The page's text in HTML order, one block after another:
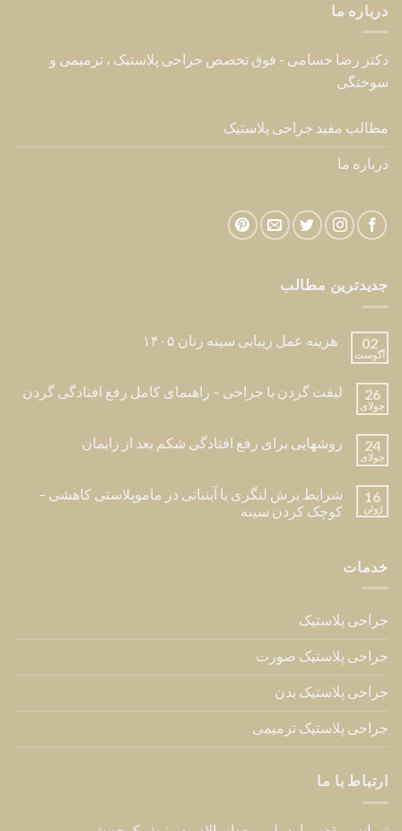
درباره ما
دکتر رضا حسامی - فوق تخصص جراحی پلاستیک ، ترمیمی و
سوختگی
مطالب مفید جراحی پلاستیک
درباره ما
جدیدترین مطالب
02
آگوست
هزینه عمل زیبایی سینه زنان ۱۴۰۵
26
جولای
لیفت گردن با جراحی – راهنمای کامل رفع افتادگی گردن
24
جولای
روشهایی برای رفع افتادگی شکم بعد از زایمان
16
ژوئن
شرایط برش لنگری یا آبنباتی در ماموپلاستی کاهشی –
کوچک کردن سینه
خدمات
جراحی پلاستیک
جراحی پلاستیک صورت
جراحی پلاستیک بدن
جراحی پلاستیک ترمیمی
ارتباط با ما